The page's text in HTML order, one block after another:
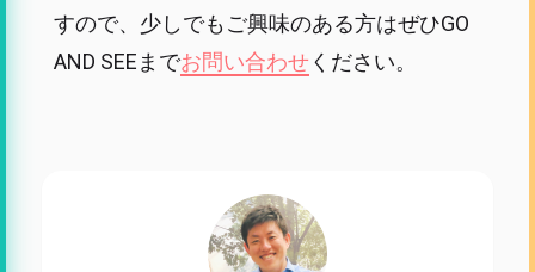
すので、少しでもご興味のある方はぜひGO
AND SEEまでお問い合わせください。